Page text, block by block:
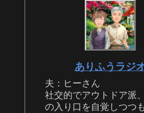
ありふうラジ
夫：ヒーさん
社交的でアウトドア派
の入り口を自覚しつつ